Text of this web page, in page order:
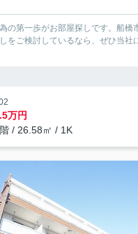
の第一歩がお部屋探しです。船橋
をご検討しているなら、ぜひ当社
万円
/ 26.58㎡ / 1K